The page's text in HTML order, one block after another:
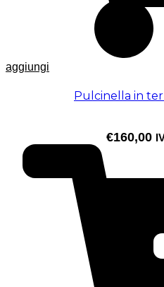
aggiungi
Pulcinella in
€160,00